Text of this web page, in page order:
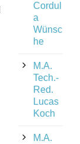
Cordul
a
Wünsc
he
M.A.
Tech.-
Red.
Lucas
Koch
M.A.